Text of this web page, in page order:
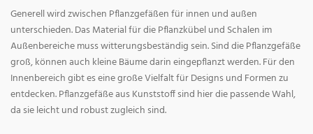
Generell wird zwischen Pflanzgefäßen für innen und außen
unterschieden. Das Material für die Pflanzkübel und Schalen im
Außenbereiche muss witterungsbeständig sein. Sind die Pflanzgefäße
groß, können auch kleine Bäume darin eingepflanzt werden. Für den
Innenbereich gibt es eine große Vielfalt für Designs und Formen zu
entdecken. Pflanzgefäße aus Kunststoff sind hier die passende Wahl,
da sie leicht und robust zugleich sind.